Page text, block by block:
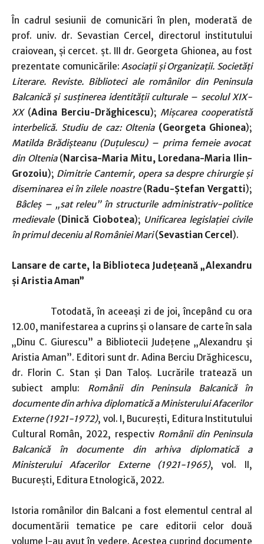
În cadrul sesiunii de comunicări în plen, moderată de
prof. univ. dr. Sevastian Cercel, directorul institutului
craiovean, și cercet. șt. III dr. Georgeta Ghionea, au fost
prezentate comunicările:Asociații și Organizații. Societăți
Literare. Reviste. Biblioteci ale românilor din Peninsula
Balcanică și susținerea identității culturale – secolul XIX-
XX(Adina Berciu-Drăghicescu); Mișcarea cooperatistă
interbelică. Studiu de caz: Oltenia(Georgeta Ghionea);
Matilda Brădișteanu (Duțulescu) – prima femeie avocat
din Oltenia(Narcisa-Maria Mitu, Loredana-Maria Ilin-
Grozoiu); Dimitrie Cantemir, opera sa despre chirurgie şi
diseminarea ei în zilele noastre(Radu-Ştefan Vergatti);
Bâcleș – „sat releu” în structurile administrativ-politice
medievale(Dinică Ciobotea); Unificarea legislației civile
în primul deceniu al României Mari(Sevastian Cercel ).
Lansare de carte, la Biblioteca Județeană „Alexandru
și Aristia Aman”
Totodată, în aceeași zi de joi, începând cu ora
12.00, manifestarea a cuprins și o lansare de carte în sala
„Dinu C. Giurescu” a Bibliotecii Județene „Alexandru și
Aristia Aman”. Editori sunt dr. Adina Berciu Drăghicescu,
dr. Florin C. Stan și Dan Taloș. Lucrările tratează un
subiect amplu: Românii din Peninsula Balcanică în
documente din arhiva diplomatică a Ministerului Afacerilor
Externe (1921-1972), vol. I, București, Editura Institutului
Cultural Român, 2022, respectiv Românii din Peninsula
Balcanică în documente din arhiva diplomatică a
Ministerului Afacerilor Externe (1921-1965), vol. II,
București, Editura Etnologică, 2022.
Istoria românilor din Balcani a fost elementul central al
documentării tematice pe care editorii celor două
volume l-au avut în vedere. Acestea cuprind documente